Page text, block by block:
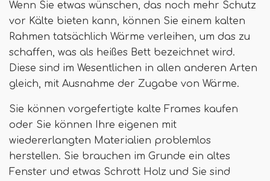
Wenn Sie etwas wünschen, das noch mehr Schutz
vor Kälte bieten kann, können Sie einem kalten
Rahmen tatsächlich Wärme verleihen, um das zu
schaffen, was als heißes Bett bezeichnet wird.
Diese sind im Wesentlichen in allen anderen Arten
gleich, mit Ausnahme der Zugabe von Wärme.
Sie können vorgefertigte kalte Frames kaufen
oder Sie können Ihre eigenen mit
wiedererlangten Materialien problemlos
herstellen. Sie brauchen im Grunde ein altes
Fenster und etwas Schrott Holz und Sie sind